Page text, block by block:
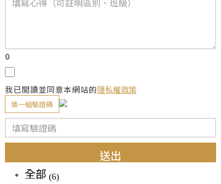
0
我已閱讀並同意本網站的隱私權政策
換一組驗證碼
送出
全部 (6)